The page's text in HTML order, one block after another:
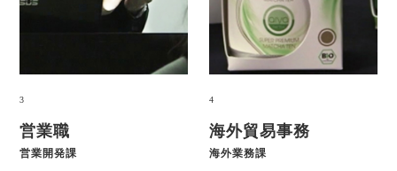
営業職
営業開発課
海外貿易事務
海外業務課